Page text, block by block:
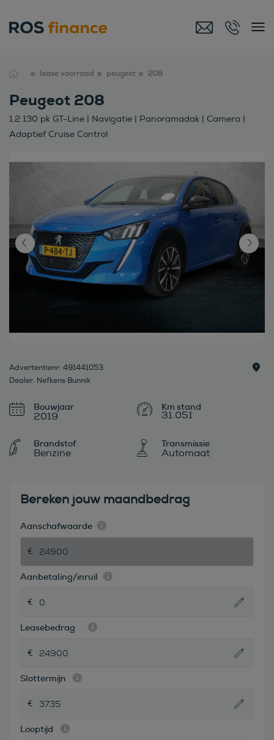
lease voorraad peugeot 208
Peugeot 208
1.2 130 pk GT-Line | Navigatie | Panoramadak | Camera |
Adaptief Cruise Control
Advertentienr: 491441053
Dealer: Nefkens Bunnik
Bouwjaar
2019 31.051
Brandstof
Benzine
Transmissie
Automaat
Bereken jouw maandbedrag
Aanschafwaarde
Aanbetaling/inruil
Leasebedrag
Slottermijn
Looptijd